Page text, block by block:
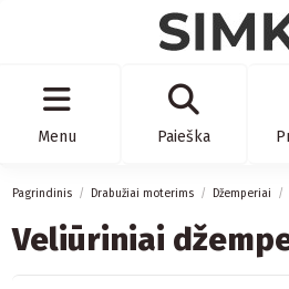
Menu Paieška
Pagrindinis Drabužiai moterims Džemperiai
Veliūriniai